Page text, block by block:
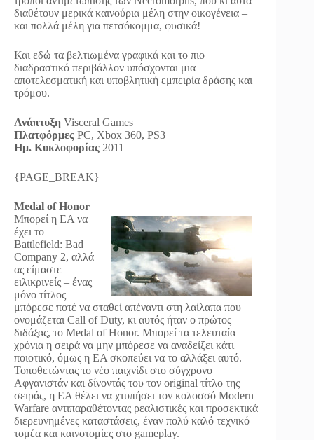
διαθέτουν μερικά καινούρια μέλη στην οικογένεια –
και πολλά μέλη για πετσόκομμα, φυσικά!
Και εδώ τα βελτιωμένα γραφικά και το πιο
διαδραστικό περιβάλλον υπόσχονται μια
αποτελεσματική και υποβλητική εμπειρία δράσης και
τρόμου.
Ανάπτυξη Visceral Games
Πλατφόρμες PC, Xbox 360, PS3
Ημ. Κυκλοφορίας 2011
{PAGE_BREAK}
Medal of Honor
Μπορεί η EA να
έχει το
Battlefield: Bad
Company 2, αλλά
ας είμαστε
ειλικρινείς – ένας
μόνο τίτλος
μπόρεσε ποτέ να σταθεί απέναντι στη λαίλαπα που
ονομάζεται Call of Duty, κι αυτός ήταν ο πρώτος
διδάξας, το Medal of Honor. Μπορεί τα τελευταία
χρόνια η σειρά να μην μπόρεσε να αναδείξει κάτι
ποιοτικό, όμως η EA σκοπεύει να το αλλάξει αυτό.
Τοποθετώντας το νέο παιχνίδι στο σύγχρονο
Αφγανιστάν και δίνοντάς του τον original τίτλο της
σειράς, η EA θέλει να χτυπήσει τον κολοσσό Modern
Warfare αντιπαραθέτοντας ρεαλιστικές και προσεκτικά
διερευνημένες καταστάσεις, έναν πολύ καλό τεχνικό
τομέα και καινοτομίες στο gameplay.